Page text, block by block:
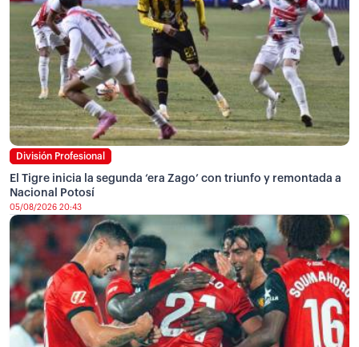
División Profesional
El Tigre inicia la segunda ‘era Zago’ con triunfo y remontada a
Nacional Potosí
05/08/2026 20:43